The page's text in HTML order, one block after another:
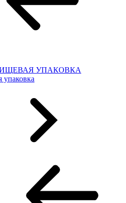
УПАКОВКА
упаковка